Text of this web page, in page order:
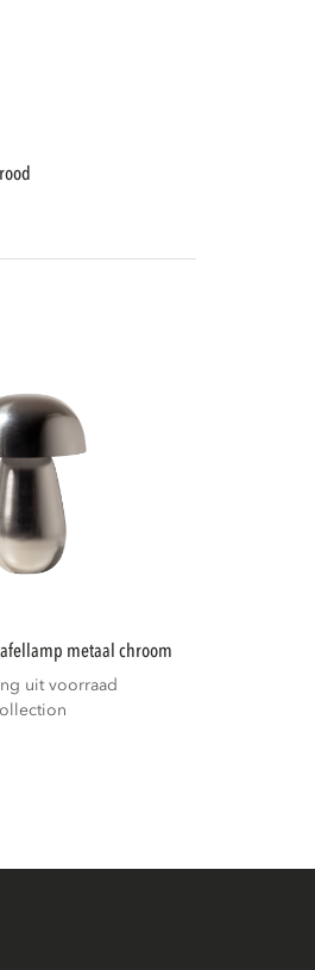
metaal chroom
uit voorraad